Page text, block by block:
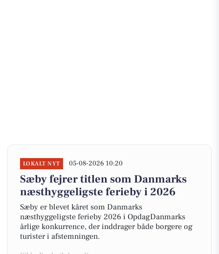
LOKALT NYT 05-08-2026 10:20
Sæby fejrer titlen som Danmarks
næsthyggeligste ferieby i 2026
Sæby er blevet kåret som Danmarks
næsthyggeligste ferieby 2026 i OpdagDanmarks
årlige konkurrence, der inddrager både borgere og
turister i afstemningen.